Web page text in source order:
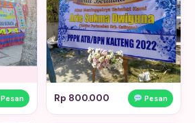
Pesan Rp 800.000 Pesan